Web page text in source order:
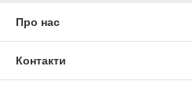
Про нас
Контакти